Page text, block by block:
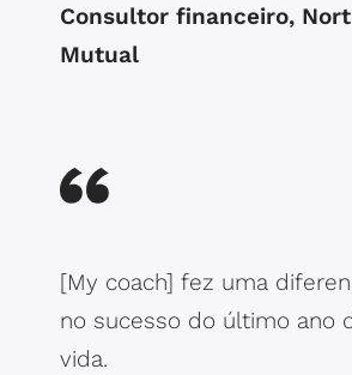
Consultor financeiro,
Mutual
[My coach] fez uma
no sucesso do último ano
vida.